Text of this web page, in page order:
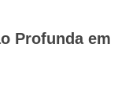
Profunda em